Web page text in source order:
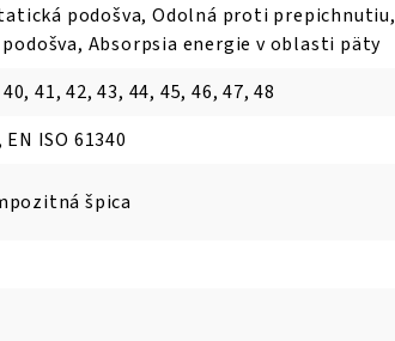
podošva, Odolná proti prepichnutiu,
Absorpsia energie v oblasti päty
41, 42, 43, 44, 45, 46, 47, 48
ISO 61340
špica